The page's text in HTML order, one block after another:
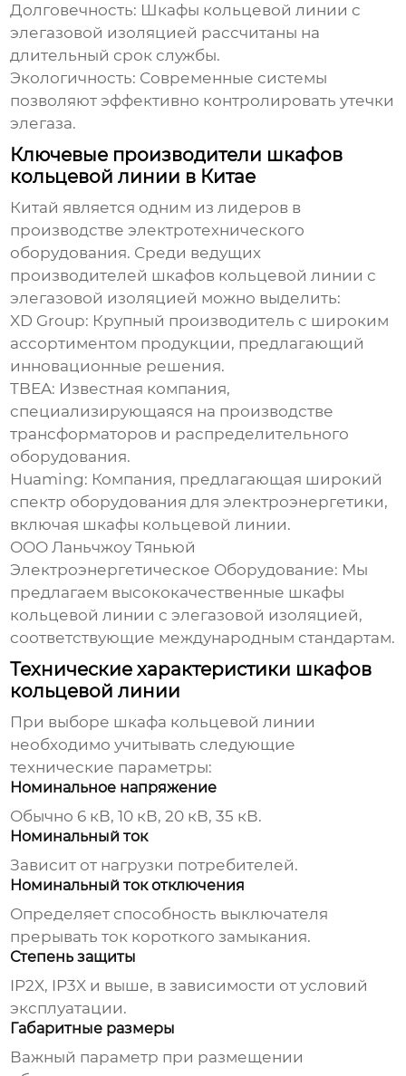
Долговечность: Шкафы кольцевой линии с
элегазовой изоляцией рассчитаны на
длительный срок службы.
Экологичность: Современные системы
позволяют эффективно контролировать утечки
элегаза.
Ключевые производители шкафов
кольцевой линии в Китае
Китай является одним из лидеров в
производстве электротехнического
оборудования. Среди ведущих
производителей шкафов кольцевой линии с
элегазовой изоляцией можно выделить:
XD Group: Крупный производитель с широким
ассортиментом продукции, предлагающий
инновационные решения.
TBEA: Известная компания,
специализирующаяся на производстве
трансформаторов и распределительного
оборудования.
Huaming: Компания, предлагающая широкий
спектр оборудования для электроэнергетики,
включая шкафы кольцевой линии.
ООО Ланьчжоу Тяньюй
Электроэнергетическое Оборудование: Мы
предлагаем высококачественные шкафы
кольцевой линии с элегазовой изоляцией,
соответствующие международным стандартам.
Технические характеристики шкафов
кольцевой линии
При выборе шкафа кольцевой линии
необходимо учитывать следующие
технические параметры:
Номинальное напряжение
Обычно 6 кВ, 10 кВ, 20 кВ, 35 кВ.
Номинальный ток
Зависит от нагрузки потребителей.
Номинальный ток отключения
Определяет способность выключателя
прерывать ток короткого замыкания.
Степень защиты
IP2X, IP3X и выше, в зависимости от условий
эксплуатации.
Габаритные размеры
Важный параметр при размещении